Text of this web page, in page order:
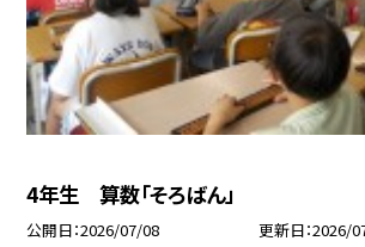
4年生 算数「そろばん」
公開日 2026/07/08 更新日 2026/